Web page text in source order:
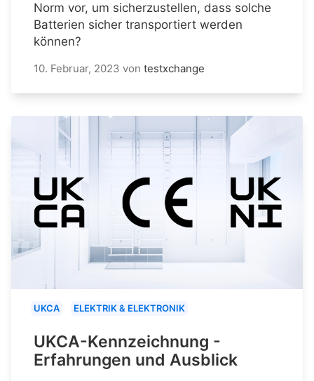
Norm vor, um sicherzustellen, dass solche
Batterien sicher transportiert werden
können?
10. Februar, 2023 von testxchange
UKCA ELEKTRIK & ELEKTRONIK
UKCA-Kennzeichnung -
Erfahrungen und Ausblick